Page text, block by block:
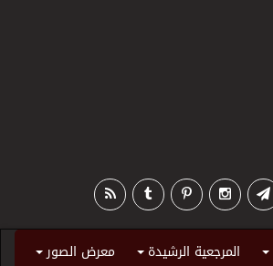
المرجعية الرشيدة معرض الصور